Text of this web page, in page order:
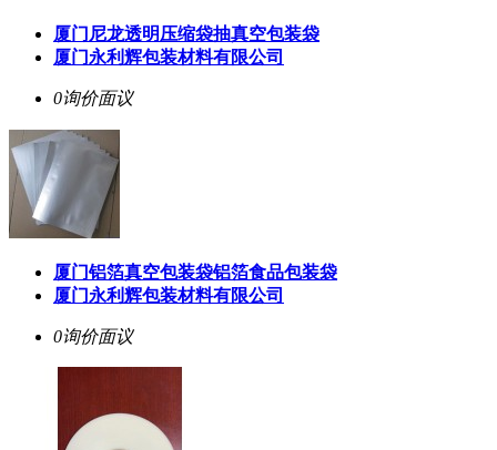
厦门尼龙透明压缩袋抽真空包装袋
厦门永利辉包装材料有限公司
0询价面议
厦门铝箔真空包装袋铝箔食品包装袋
厦门永利辉包装材料有限公司
0询价面议